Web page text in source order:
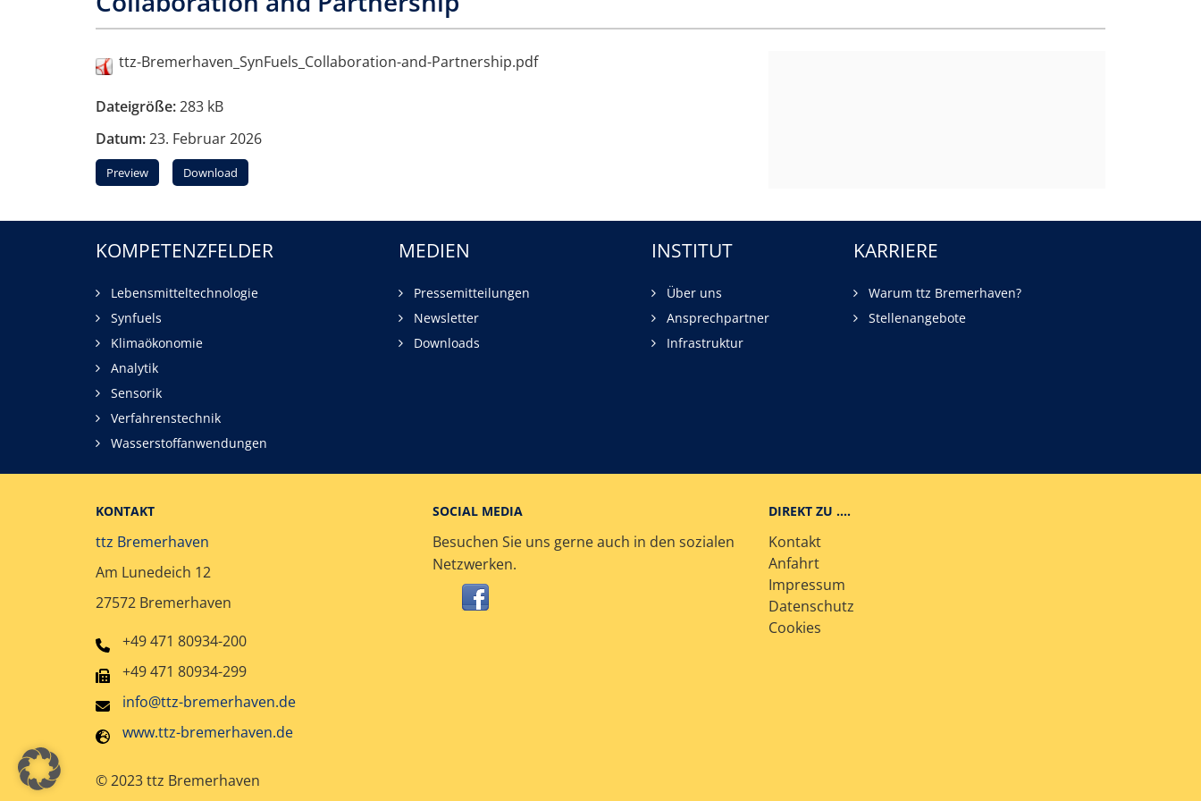
ttz-Bremerhaven_SynFuels_Collaboration-and-Partnership.pdf
Dateigröße:283 kB
Datum:23. Februar 2026
Preview Download
KOMPETENZFELDER
Lebensmitteltechnologie
Synfuels
Klimaökonomie
Analytik
Sensorik
Verfahrenstechnik
Wasserstoffanwendungen
MEDIEN
Pressemitteilungen
Newsletter
Downloads
INSTITUT
Über uns
Ansprechpartner
Infrastruktur
KARRIERE
Warum ttz Bremerhaven?
Stellenangebote
KONTAKT
ttz Bremerhaven
Am Lunedeich 12
27572 Bremerhaven
+49 471 80934-200
+49 471 80934-299
info@ttz-bremerhaven.de
www.ttz-bremerhaven.de
SOCIAL MEDIA
Besuchen Sie uns gerne auch in den sozialen
Netzwerken.
DIREKT ZU ….
Kontakt
Anfahrt
Impressum
Datenschutz
Cookies
© 2023 ttz Bremerhaven